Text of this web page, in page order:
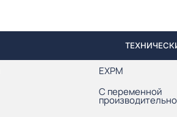
EXPM
С переменной